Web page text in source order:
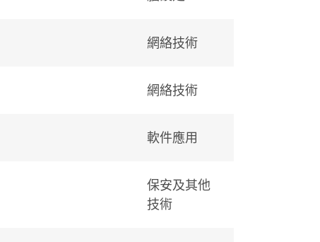
網絡技術
網絡技術
軟件應用
保安及其他
技術